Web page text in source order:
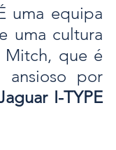
uma equipa
uma cultura
Mitch, que é
ansioso por
I-TYPE